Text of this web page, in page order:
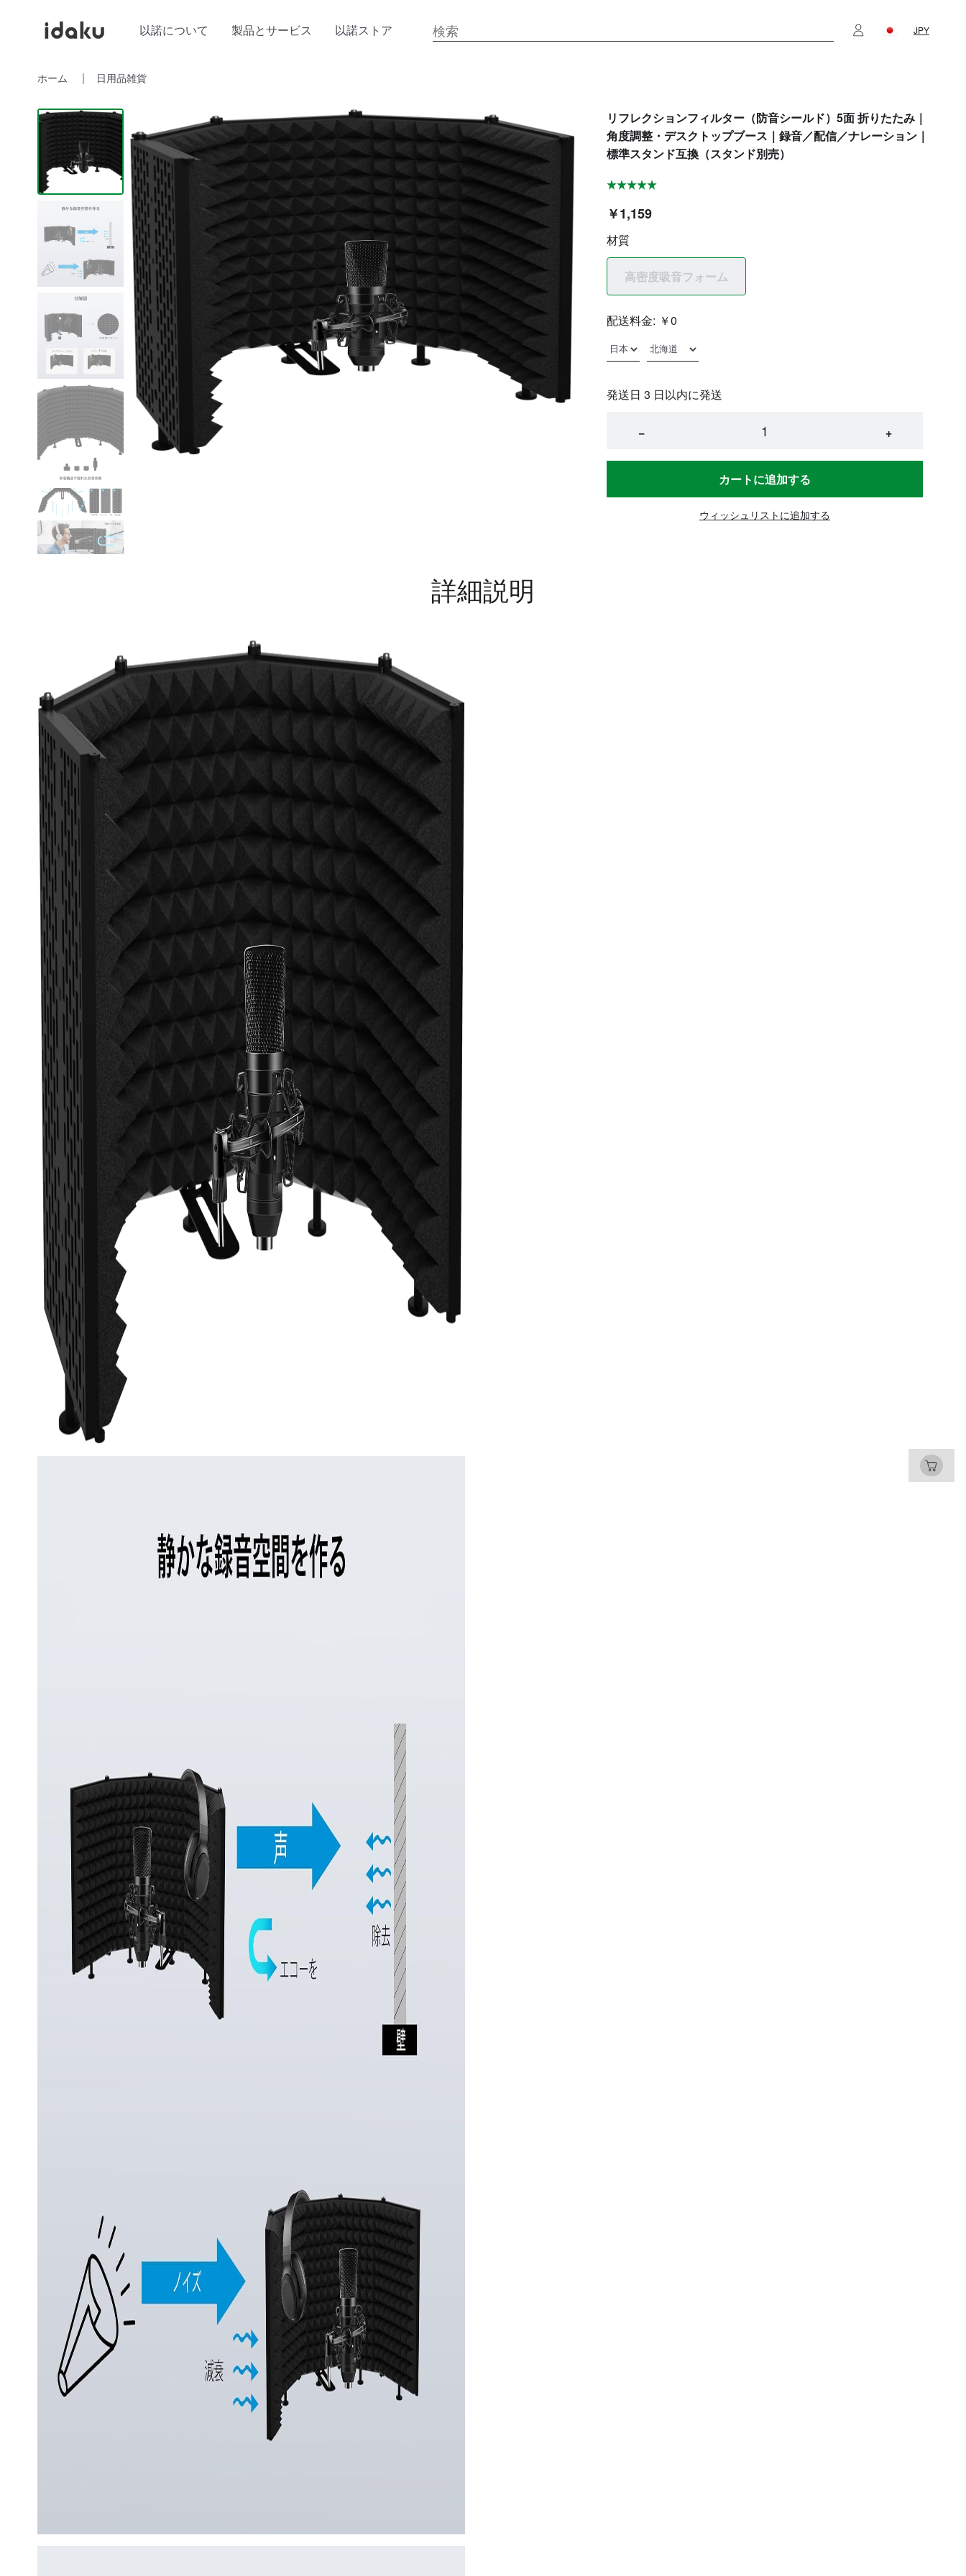
以諾について 製品とサービス 以諾ストア JPY
ホーム 日用品雑貨
リフレクションフィルター（防音シールド）5面 折りたたみ｜
角度調整・デスクトップブース｜録音／配信／ナレーション｜
標準スタンド互換（スタンド別売）
￥1,159
材質
高密度吸音フォーム
配送料金: ￥0
発送日 3 日以内に発送
− +
カートに追加する
ウィッシュリストに追加する
詳細説明